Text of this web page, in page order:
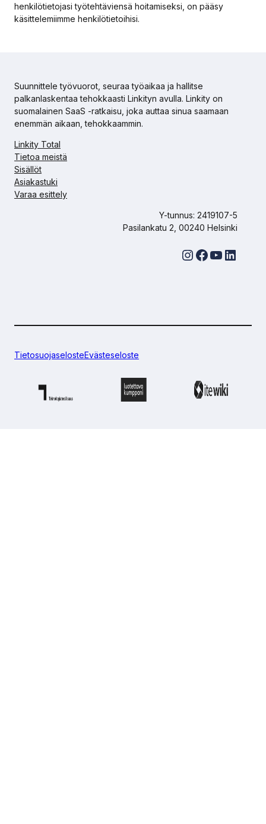
henkilötietojasi työtehtäviensä hoitamiseksi, on pääsy
käsittelemiimme henkilötietoihisi.
Suunnittele työvuorot, seuraa työaikaa ja hallitse
palkanlaskentaa tehokkaasti Linkityn avulla. Linkity on
suomalainen SaaS -ratkaisu, joka auttaa sinua saamaan
enemmän aikaan, tehokkaammin.
Linkity Total
Tietoa meistä
Sisällöt
Asiakastuki
Varaa esittely
Y-tunnus: 2419107-5
Pasilankatu 2, 00240 Helsinki
InstagramFacebook YouTube LinkedIn
TietosuojaselosteEvästeseloste